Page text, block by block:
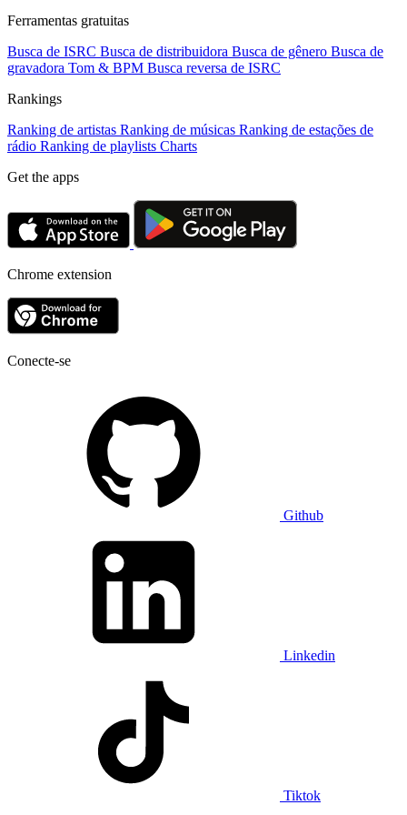
Ferramentas gratuitas
Busca de ISRC Busca de distribuidora Busca de gênero Busca de
gravadora Tom & BPM Busca reversa de ISRC
Rankings
Ranking de artistas Ranking de músicas Ranking de estações de
rádio Ranking de playlists Charts
Get the apps
Chrome extension
Conecte-se
Github
Linkedin
Tiktok